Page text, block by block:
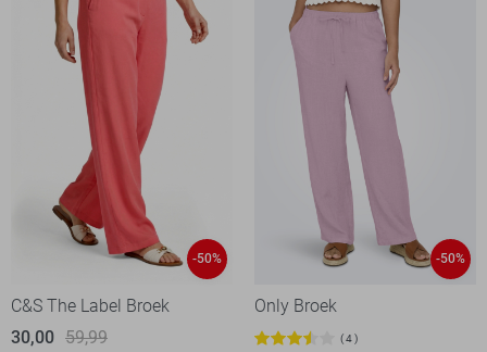
-50%
C&S The Label Broek
30,00 59,99
-50%
Only Broek
4